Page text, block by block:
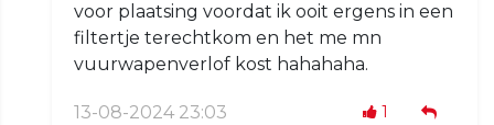
voor plaatsing voordat ik ooit ergens in een
filtertje terechtkom en het me mn
vuurwapenverlof kost hahahaha.
13-08-2024 23:03 1